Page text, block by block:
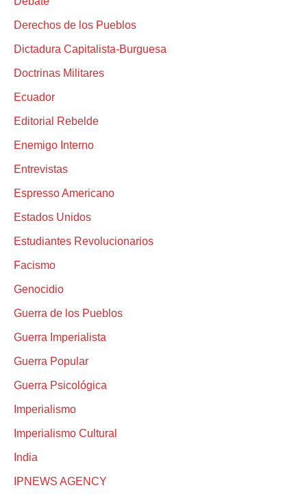
Derechos de los Pueblos
Dictadura Capitalista-Burguesa
Doctrinas Militares
Ecuador
Editorial Rebelde
Enemigo Interno
Entrevistas
Espresso Americano
Estados Unidos
Estudiantes Revolucionarios
Facismo
Genocidio
Guerra de los Pueblos
Guerra Imperialista
Guerra Popular
Guerra Psicológica
Imperialismo
Imperialismo Cultural
India
IPNEWS AGENCY